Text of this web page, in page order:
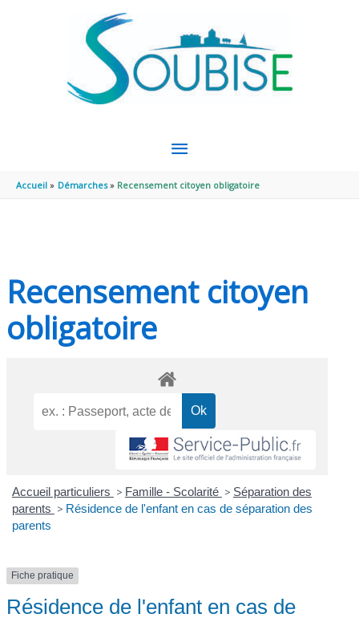
MENU
PRINCIPAL
Accueil Démarches Recensement citoyen obligatoire
Recensement citoyen
obligatoire
Accueil particuliers > Famille - Scolarité > Séparation des
parents > Résidence de l'enfant en cas de séparation des
parents
Fiche pratique
Résidence de l'enfant en cas de